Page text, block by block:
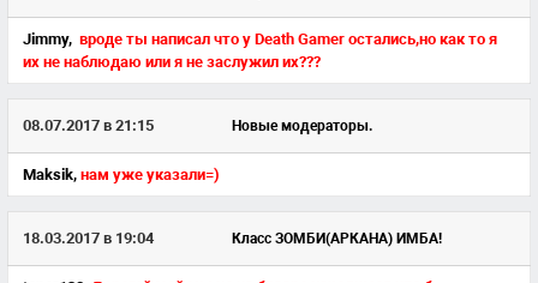
Jimmy, вроде ты написал что у Death Gamer остались,но как то я
их не наблюдаю или я не заслужил их???
08.07.2017 в 21:15 Новые модераторы.
Maksik, нам уже указали=)
18.03.2017 в 19:04 Класс ЗОМБИ(АРКАНА) ИМБА!